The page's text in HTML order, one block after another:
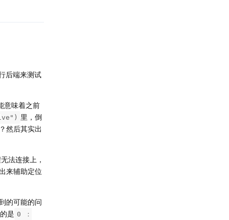
后端来测试
意味着之前
里，倒
然后其实出
法连接上，
来辅助定位
的可能的问
是 0 ：